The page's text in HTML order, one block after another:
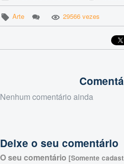
Arte 29566 vezes
Nenhum comentário ainda
Deixe o seu comentário
O seu comentário [Somente